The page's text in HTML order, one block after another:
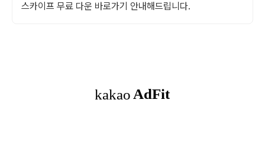
스카이프 무료 다운 바로가기 안내해드립니다.